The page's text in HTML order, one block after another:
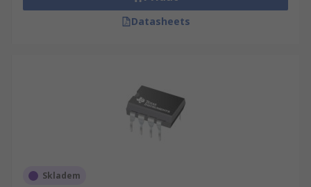
Datasheets
Skladem